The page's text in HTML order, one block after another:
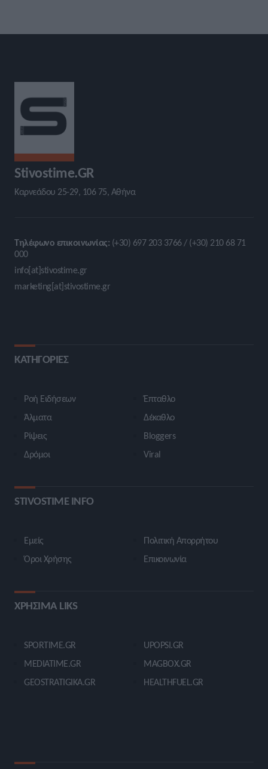
Stivostime.GR
Καρνεάδου 25-29, 106 75, Αθήνα
Τηλέφωνο επικοινωνίας: (+30) 697 203 3766 / (+30) 210 68 71
000
info[at]stivostime.gr
marketing[at]stivostime.gr
ΚΑΤΗΓΟΡΙΕΣ
Ροή Ειδήσεων
Άλματα
Ρίψεις
Δρόμοι
Έπταθλο
Δέκαθλο
Bloggers
Viral
STIVOSTIME INFO
Εμείς
Όροι Χρήσης
Πολιτική Απορρήτου
Επικοινωνία
ΧΡΗΣΙΜΑ LIKS
SPORTIME.GR
MEDIATIME.GR
GEOSTRATIGIKA.GR
UPOPSI.GR
MAGBOX.GR
HEALTHFUEL.GR